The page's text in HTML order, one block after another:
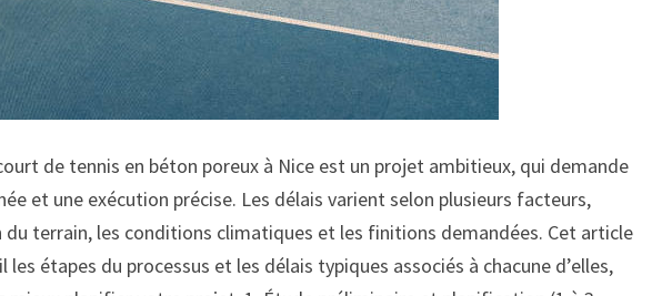
de tennis en béton poreux à Nice est un projet ambitieux, qui demande
et une exécution précise. Les délais varient selon plusieurs facteurs,
terrain, les conditions climatiques et les finitions demandées. Cet article
les étapes du processus et les délais typiques associés à chacune d’elles,